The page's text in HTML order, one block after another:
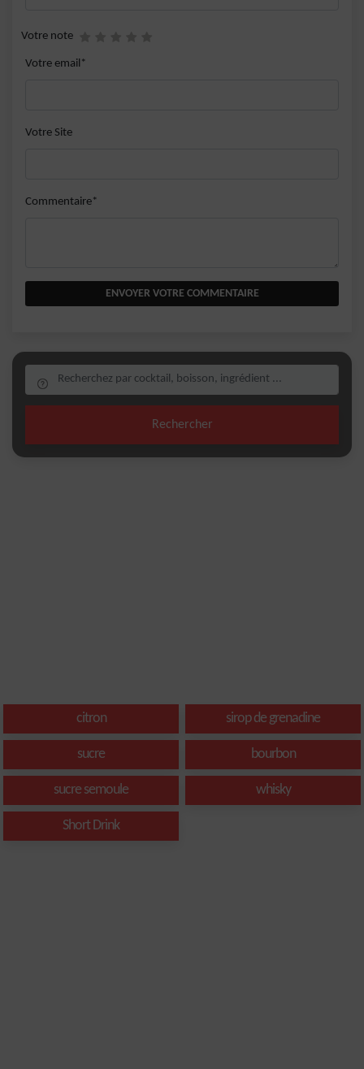
Votre note
Votre email*
Votre Site
Commentaire*
ENVOYER VOTRE COMMENTAIRE
Rechercher
citron sirop de grenadine
sucre bourbon
sucre semoule whisky
Short Drink